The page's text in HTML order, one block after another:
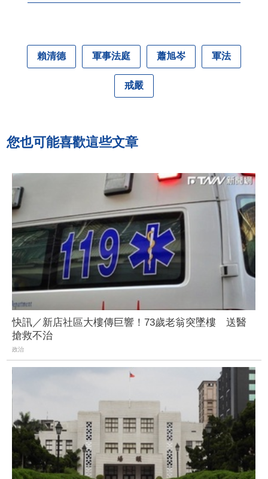
賴清德 軍事法庭 蕭旭岑 軍法
戒嚴
您也可能喜歡這些文章
快訊／新店社區大樓傳巨響！73歲老翁突墜樓 送醫
搶救不治
政治